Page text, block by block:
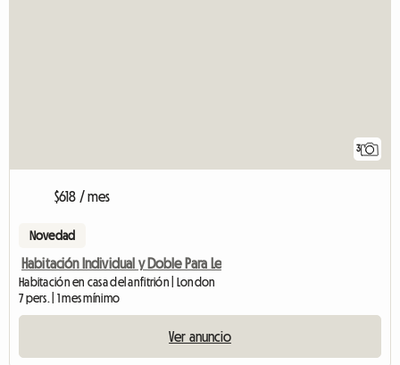
3
$618 / mes
Novedad
Habitación Individual y Doble Para Le
Habitación en casa del anfitrión | London
7 pers. | 1 mes mínimo
Ver anuncio